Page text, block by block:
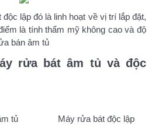
lập đó là linh hoạt về vị trí lắp đặt,
là tính thẩm mỹ không cao và độ
bán âm tủ
rửa bát âm tủ và độc
tủ Máy rửa bát độc lập